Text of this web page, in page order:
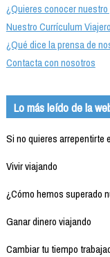
¿Quieres conocer
Nuestro Currículum Viajero
¿Qué dice la prensa de
Contacta con nosotros
Lo más leído de la
Si no quieres arrepentirte
Vivir viajando
¿Cómo hemos superado
Ganar dinero viajando
Cambiar tu tiempo